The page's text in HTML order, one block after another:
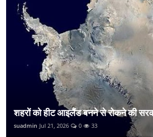
शहरों को हीट आइलैंड बनने से रोकने की
suadmin Jul 21, 2026 0 33